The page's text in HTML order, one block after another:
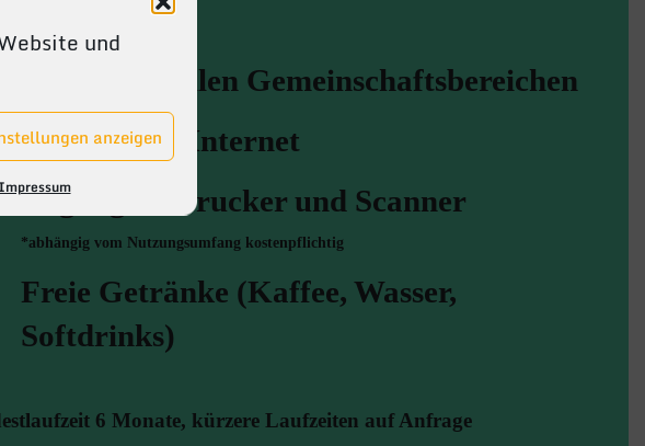
und
anzeigen
Unterlagen
Zugang zu allen Gemeinschaftsbereichen
High-Speed Internet
Zugang zu Drucker und Scanner
*abhängig vom Nutzungsumfang kostenpflichtig
Freie Getränke (Kaffee, Wasser,
Softdrinks)
6 Monate, kürzere Laufzeiten auf Anfrage